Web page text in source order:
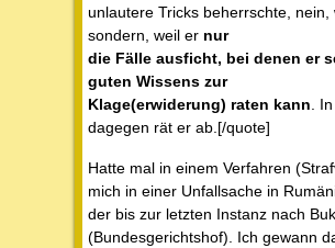
unlautere Tricks beherrschte, nein,
sondern, weil er nur
die Fälle ausficht, bei denen er
guten Wissens zur
Klage(erwiderung) raten kann.
dagegen rät er ab.[/quote]
Hatte mal in einem Verfahren
mich in einer Unfallsache in
der bis zur letzten Instanz nach
(Bundesgerichtshof). Ich gewann